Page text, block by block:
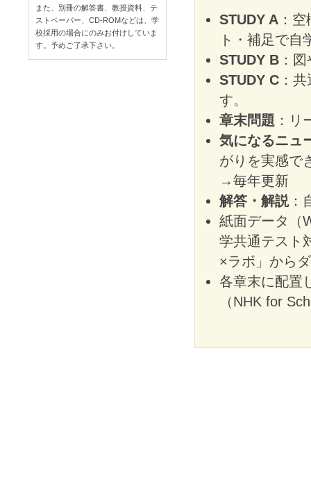
STUDY A ：
ト・補足で自
STUDY B ：
STUDY C ：
す。
章末問題 ：
気になるニュ
がりを実感で
→毎年更新
解答・解説：
紙面データ（
学共通テスト
×ラボ」から
各章末に配置
（NHK for
また、別冊の解答書、教授資料、テ
ストペーパー、CD-ROMなどは、学
校採用の場合にのみお付けしていま
す。予めご了承下さい。